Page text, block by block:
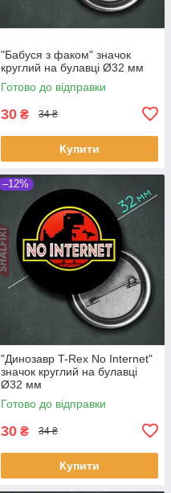
"Бабуся з факом" значок
круглий на булавці Ø32 мм
Готово до відправки
30 ₴ 34 ₴
Купити
–12%
"Динозавр T-Rex No Internet"
значок круглий на булавці
Ø32 мм
Готово до відправки
30 ₴ 34 ₴
Купити